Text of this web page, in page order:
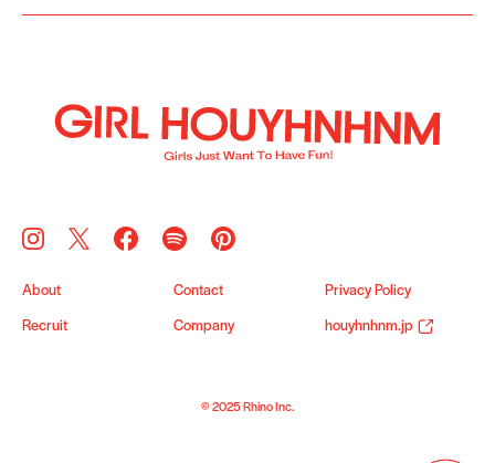
About Contact Privacy Policy
Recruit Company houyhnhnm.jp
© 2025 Rhino Inc.